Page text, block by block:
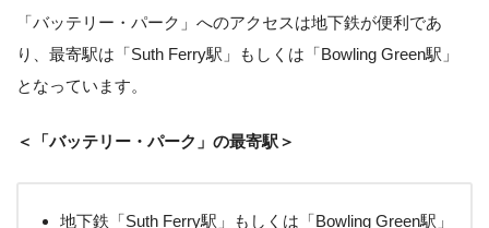
「バッテリー・パーク」へのアクセスは地下鉄が便利であ
り、最寄駅は「Suth Ferry駅」もしくは「Bowling Green駅」
となっています。
＜「バッテリー・パーク」の最寄駅＞
地下鉄「Suth Ferry駅」もしくは「Bowling Green駅」